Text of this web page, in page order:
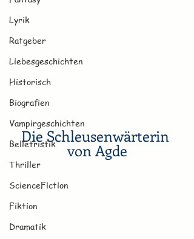
Lyrik
Ratgeber
Liebesgeschichten
Historisch
Biografien
Vampirgeschichten
Belletristik
Thriller
ScienceFiction
Fiktion
Dramatik
Die Schleusenwärterin
von Agde